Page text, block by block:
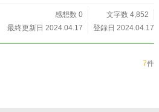
ワールド？ それでは皆様、この
ちは一応
……。それから、固有名詞の幾つかは改稿の
感想数 0
文字数 4,852
最終更新日 2024.04.17
登録日 2024.04.17
7件